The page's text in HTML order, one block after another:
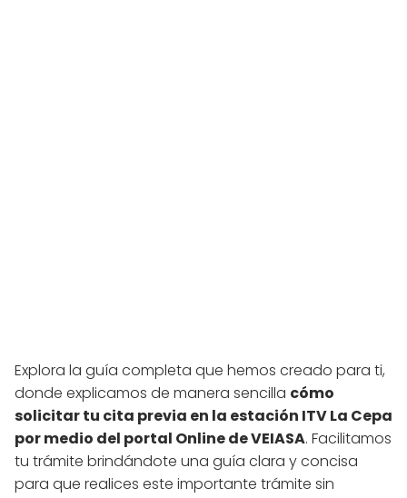
Explora la guía completa que hemos creado para ti,
donde explicamos de manera sencilla cómo
solicitar tu cita previa en la estación ITV La Cepa
por medio del portal Online de VEIASA. Facilitamos
tu trámite brindándote una guía clara y concisa
para que realices este importante trámite sin